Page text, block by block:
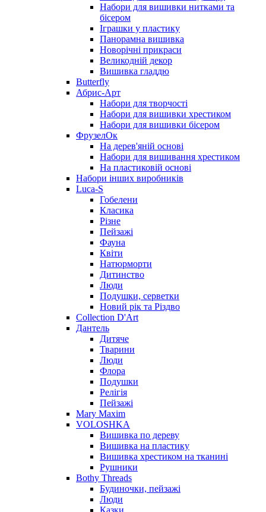
Набори для вишивки нитками та
бісером
Іграшки у пластику
Панорамна вишивка
Новорічні прикраси
Великодній декор
Вишивка гладдю
Butterfly
Абрис-Арт
Набори для творчості
Набори для вишивки хрестиком
Набори для вишивки бісером
ФрузелОк
На дерев'яній основі
Набори для вишивання хрестиком
На пластиковій основі
Набори інших виробників
Luca-S
Гобелени
Класика
Різне
Пейзажі
Фауна
Квіти
Натюрморти
Дитинство
Люди
Подушки, серветки
Новий рік та Різдво
Collection D'Art
Дантель
Дитяче
Тварини
Люди
Флора
Подушки
Релігія
Пейзажі
Mary Maxim
VOLOSHKA
Вишивка по дереву
Вишивка на пластику
Вишивка хрестиком на тканині
Рушники
Bothy Threads
Будиночки, пейзажі
Люди
Казки